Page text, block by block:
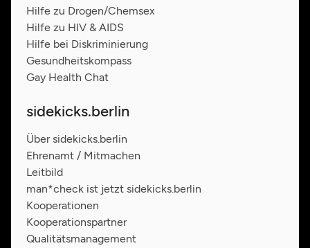
Hilfe zu Drogen/Chemsex
Hilfe zu HIV & AIDS
Hilfe bei Diskriminierung
Gesundheitskompass
Gay Health Chat
sidekicks.berlin
Über sidekicks.berlin
Ehrenamt / Mitmachen
Leitbild
man*check ist jetzt sidekicks.berlin
Kooperationen
Kooperationspartner
Qualitätsmanagement